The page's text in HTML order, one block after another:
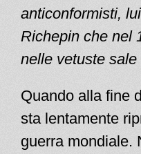
anticonformisti,
Richepin che nel
nelle vetuste sale
Quando alla fine
sta lentamente
guerra mondiale.